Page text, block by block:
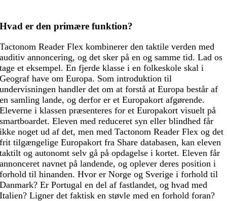
Hvad er den primære funktion?
Tactonom Reader Flex kombinerer den taktile verden med
auditiv annoncering, og det sker på en og samme tid. Lad os
tage et eksempel. En fjerde klasse i en folkeskole skal i
Geograf have om Europa. Som introduktion til
undervisningen handler det om at forstå at Europa består af
en samling lande, og derfor er et Europakort afgørende.
Eleverne i klassen præsenteres for et Europakort visuelt på
smartboardet. Eleven med reduceret syn eller blindhed får
ikke noget ud af det, men med Tactonom Reader Flex og det
frit tilgængelige Europakort fra Share databasen, kan eleven
taktilt og autonomt selv gå på opdagelse i kortet. Eleven får
annonceret navnet på landende, og oplever deres position i
forhold til hinanden. Hvor er Norge og Sverige i forhold til
Danmark? Er Portugal en del af fastlandet, og hvad med
Italien? Ligner det faktisk en støvle med en forhold foran?